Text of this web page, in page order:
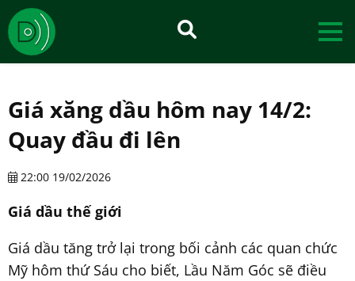
Giá xăng dầu hôm nay 14/2:
Quay đầu đi lên
22:00 19/02/2026
Giá dầu thế giới
Giá dầu tăng trở lại trong bối cảnh các quan chức
Mỹ hôm thứ Sáu cho biết, Lầu Năm Góc sẽ điều